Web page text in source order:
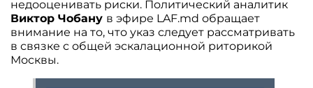
недооценивать риски. Политический аналитик
Виктор Чобану в эфире LAF.md обращает
внимание на то, что указ следует рассматривать
в связке с общей эскалационной риторикой
Москвы.